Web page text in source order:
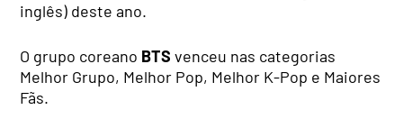
inglês) deste ano.
O grupo coreano BTS venceu nas categorias
Melhor Grupo, Melhor Pop, Melhor K-Pop e Maiores
Fãs.